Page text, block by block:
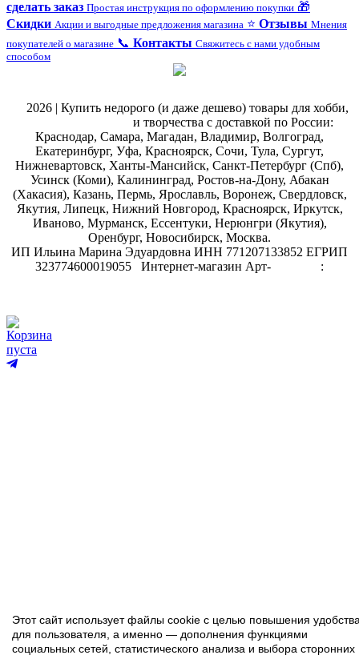
сделать заказ Простая инструкция по оформлению покупки 🎁
Скидки Акции и выгодные предложения магазина ⭐ Отзывы Мнения
покупателей о магазине 📞 Контакты Свяжитесь с нами удобным
способом
2026 | Купить недорого (и даже дешево) товары для хобби,
и творчества с доставкой по России:
Краснодар, Самара, Магадан, Владимир, Волгоград,
Екатеринбург, Уфа, Красноярск, Сочи, Тула, Сургут,
Нижневартовск, Ханты-Мансийск, Санкт-Петербург (Спб),
Усинск (Коми), Калининград, Ростов-на-Дону, Абакан
(Хакасия), Казань, Пермь, Ярославль, Воронеж, Свердловск,
Якутия, Липецк, Нижний Новгород, Красноярск, Иркутск,
Иваново, Мурманск, Ессентуки, Нерюнгри (Якутия),
Оренбург, Новосибирск, Москва.
ИП Ильина Марина Эдуардовна ИНН 771207133852 ЕГРИП
323774600019055
Интернет-магазин Арт-
:
Корзина
пуста
Этот сайт использует файлы cookie с целью повышения
для пользователя, а именно — дополнения функциями
социальных сетей, статистического анализа и выбора сторонних